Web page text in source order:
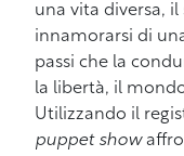
una vita diversa,
innamorarsi di
passi che la
la libertà, il
Utilizzando il
puppet show